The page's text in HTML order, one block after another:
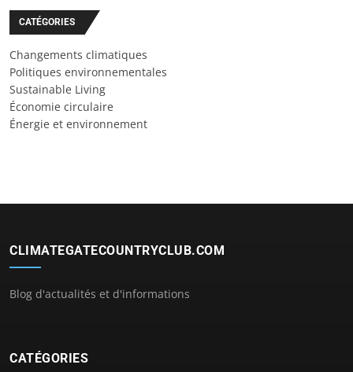
CATÉGORIES
Changements climatiques
Politiques environnementales
Sustainable Living
Économie circulaire
Énergie et environnement
CLIMATEGATECOUNTRYCLUB.COM
Blog d'actualités et d'informations
CATÉGORIES